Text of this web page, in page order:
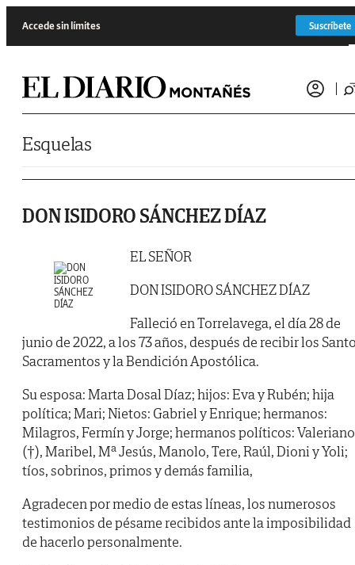
Accede sin límites Suscríbete
Esquelas
DON ISIDORO SÁNCHEZ DÍAZ
EL SEÑOR
DON ISIDORO SÁNCHEZ DÍAZ
Falleció en Torrelavega, el día 28 de
junio de 2022, a los 73 años, después de recibir los
Sacramentos y la Bendición Apostólica.
Su esposa: Marta Dosal Díaz; hijos: Eva y Rubén; hija
política; Mari; Nietos: Gabriel y Enrique; hermanos:
Milagros, Fermín y Jorge; hermanos políticos: Valeriano
(†), Maribel, Mª Jesús, Manolo, Tere, Raúl, Dioni y Yoli;
tíos, sobrinos, primos y demás familia,
Agradecen por medio de estas líneas, los numerosos
testimonios de pésame recibidos ante la imposibilidad
de hacerlo personalmente.